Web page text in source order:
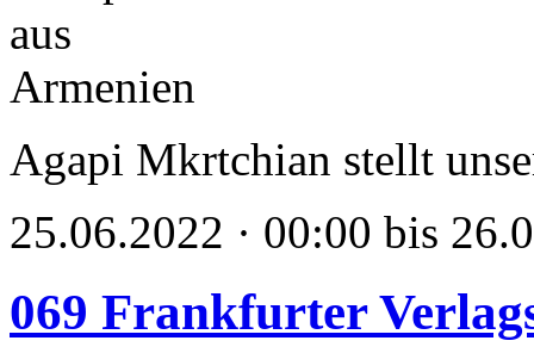
Agapi Mkrtchian stellt
25.06.2022 · 00:00 bis
069 Frankfurter